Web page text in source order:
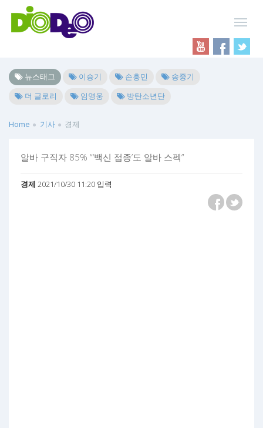
뉴스태그 이승기 손흥민
송중기
더 글로리
임영웅 방탄소년단
Home 기사 경제
알바 구직자 85% “‘백신 접종’도 알바 스펙”
경제 2021/10/30 11:20 입력